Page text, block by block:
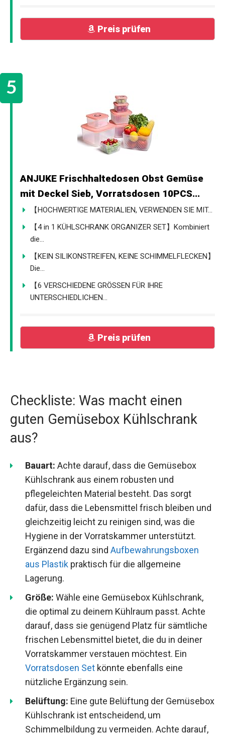
Preis prüfen
ANJUKE Frischhaltedosen Obst Gemüse
mit Deckel Sieb, Vorratsdosen 10PCS...
【HOCHWERTIGE MATERIALIEN, VERWENDEN SIE MIT...
【4 in 1 KÜHLSCHRANK ORGANIZER SET】Kombiniert
die...
【KEIN SILIKONSTREIFEN, KEINE SCHIMMELFLECKEN】
Die...
【6 VERSCHIEDENE GRÖSSEN FÜR IHRE
UNTERSCHIEDLICHEN...
Preis prüfen
Checkliste: Was macht einen
guten Gemüsebox Kühlschrank
aus?
Bauart: Achte darauf, dass die Gemüsebox
Kühlschrank aus einem robusten und
pflegeleichten Material besteht. Das sorgt
dafür, dass die Lebensmittel frisch bleiben und
gleichzeitig leicht zu reinigen sind, was die
Hygiene in der Vorratskammer unterstützt.
Ergänzend dazu sind Aufbewahrungsboxen
aus Plastik praktisch für die allgemeine
Lagerung.
Größe: Wähle eine Gemüsebox Kühlschrank,
die optimal zu deinem Kühlraum passt. Achte
darauf, dass sie genügend Platz für sämtliche
frischen Lebensmittel bietet, die du in deiner
Vorratskammer verstauen möchtest. Ein
Vorratsdosen Set könnte ebenfalls eine
nützliche Ergänzung sein.
Belüftung: Eine gute Belüftung der Gemüsebox
Kühlschrank ist entscheidend, um
Schimmelbildung zu vermeiden. Achte darauf,